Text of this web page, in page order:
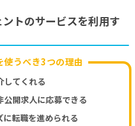
トのサービスを利用す
うべき3つの理由
してくれる
開求人に応募できる
転職を進められる